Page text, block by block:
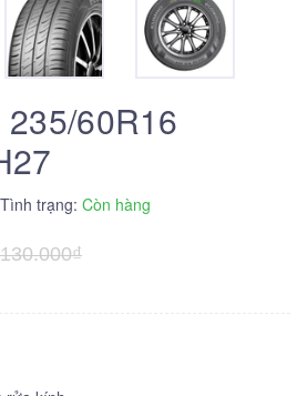
60R16
Tình trạng: Còn hàng